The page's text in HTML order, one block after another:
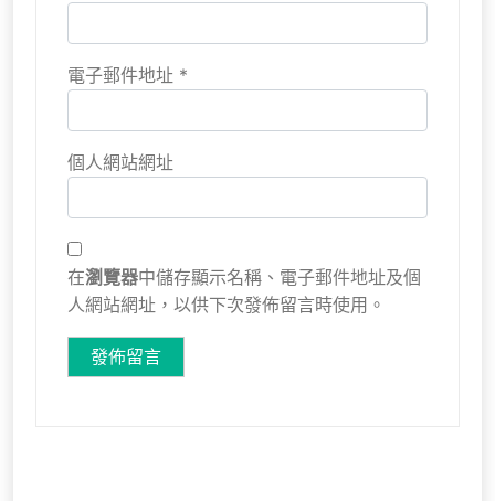
電子郵件地址 *
個人網站網址
在瀏覽器中儲存顯示名稱、電子郵件地址及個
人網站網址，以供下次發佈留言時使用。